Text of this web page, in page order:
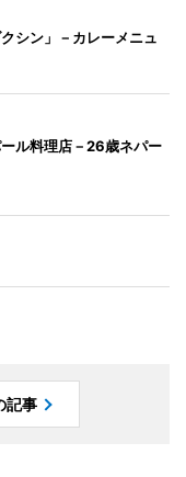
シン」－カレーメニュ
ル料理店－26歳ネパー
記事